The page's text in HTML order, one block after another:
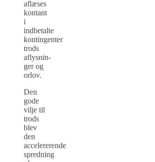
aflæses
kontant
i
indbetalte
kontingenter
trods
aflysnin­
ger og
orlov.
Den
gode
vilje til
trods
blev
den
accelererende
spredning